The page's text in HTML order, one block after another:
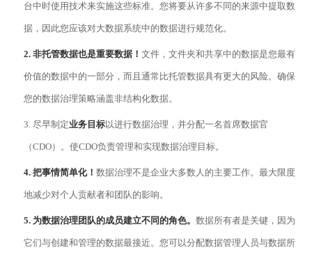
台中时使用技术来实施这些标准。您将要从许多不同的来源中提取数
据，因此您应该对大数据系统中的数据进行规范化。
2.非托管数据也是重要数据！文件，文件夹和共享中的数据是您最有
价值的数据中的一部分，而且通常比托管数据具有更大的风险。确保
您的数据治理策略涵盖非结构化数据。
3. 尽早制定业务目标以进行数据治理，并分配一名首席数据官
（CDO）。使CDO负责管理和实现数据治理目标。
4.把事情简单化！数据治理不是企业大多数人的主要工作。最大限度
地减少对个人贡献者和团队的影响。
5. 为数据治理团队的成员建立不同的角色。数据所有者是关键，因为
它们与创建和管理的数据最接近。您可以分配数据管理人员与数据所